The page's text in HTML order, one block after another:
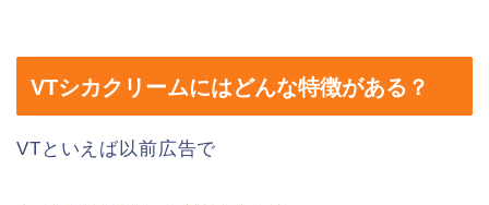
VTシカクリームにはどんな特徴がある？
VTといえば以前広告で